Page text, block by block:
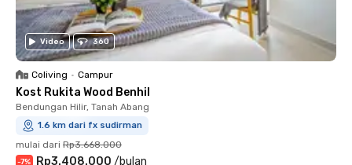
Video 360
Coliving • Campur
Kost Rukita Wood Benhil
Bendungan Hilir, Tanah Abang
1.6 km dari fx sudirman
mulai dari Rp3.668.000
-7% Rp3.408.000 /bulan